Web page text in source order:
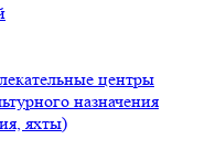
центры
назначения
яхты)